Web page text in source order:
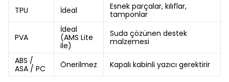
TPU
İdeal
Esnek parçalar, kılıflar,
tamponlar
PVA
İdeal
(AMS Lite
ile)
Suda çözünen destek
malzemesi
ABS /
ASA / PC
Önerilmez Kapalı kabinli yazıcı gerektirir